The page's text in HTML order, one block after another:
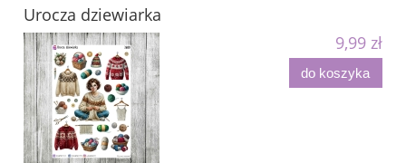
Urocza dziewiarka
9,99 zł
do koszyka